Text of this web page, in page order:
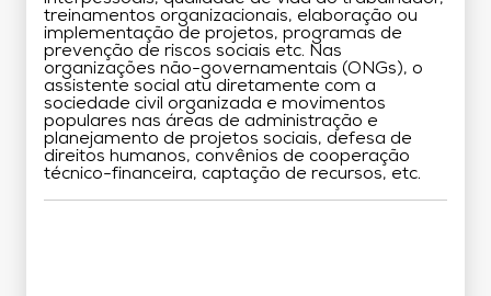
treinamentos organizacionais, elaboração ou
implementação de projetos, programas de
prevenção de riscos sociais etc. Nas
organizações não-governamentais (ONGs), o
assistente social atu diretamente com a
sociedade civil organizada e movimentos
populares nas áreas de administração e
planejamento de projetos sociais, defesa de
direitos humanos, convênios de cooperação
técnico-financeira, captação de recursos, etc.